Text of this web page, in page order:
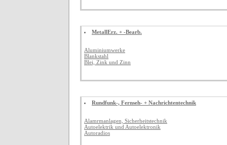
MetallErz. + -Bearb.
Aluminiumwerke
Blankstahl
Blei, Zink und Zinn
Rundfunk-, Fernseh- + Nachrichtentechnik
Alamrmanlagen, Sicherheitstechnik
Autoelektrik und Autoelektronik
Autoradios